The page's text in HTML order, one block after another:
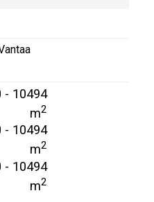
- 10494
m2
- 10494
m2
- 10494
m2